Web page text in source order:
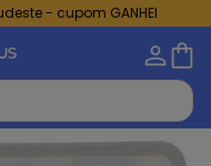
- cupom GANHEI